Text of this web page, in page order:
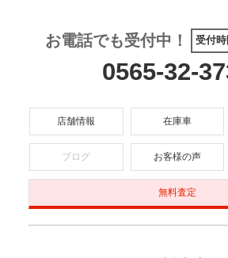
お電話でも受付中！ 受付
0565-32-
店舗情報 在庫車
ブログ お客様の声
無料査定